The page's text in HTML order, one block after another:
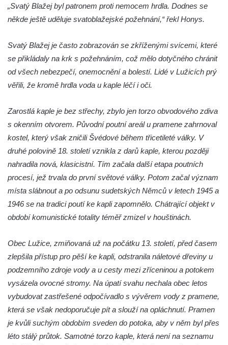
Kaple mezi Dolním Třebonínem a Horním
Třebonínem
Márnice na hřbitově v Rybniště
Kaple u kostela svatého Jiljí v Lužci nad
Kaple Božího těla na hřbitově v Hostíně u
Vojkovic
Kostel Nanebevzetí Panny Marie v Hostíně
u Vojkovic
Kaple svatého Bartoloměje v Bukolu
Hřbitovní kaple na hřbitově v Lužci nad
Kostel svatého Havla na hřbitově v
Hrobčicích
Kaple svatého Vavřince v Mirošovicích
Márnice na hřbitově v Račicích
Kaple v Bezděkově
Kaple Nejsvětější Trojice v centru Liběšic
„Svatý Blažej byl patronem proti nemocem hrdla. Dodnes se
někde ještě uděluje svatoblažejské požehnání,“ řekl Honys.
Svatý Blažej je často zobrazován se zkříženými svícemi, které
se přikládaly na krk s požehnáním, což mělo dotyčného chránit
od všech nebezpečí, onemocnění a bolestí. Lidé v Lužicích prý
věřili, že kromě hrdla voda u kaple léčí i oči.
Zarostlá kaple je bez střechy, zbylo jen torzo obvodového zdiva
s okenním otvorem. Původní poutní areál u pramene zahrnoval
kostel, který však zničili Švédové během třicetileté války. V
druhé polovině 18. století vznikla z darů kaple, kterou později
nahradila nová, klasicistní. Tím začala další etapa poutních
procesí, jež trvala do první světové války. Potom začal význam
místa slábnout a po odsunu sudetských Němců v letech 1945 a
1946 se na tradici poutí ke kapli zapomnělo. Chátrající objekt v
období komunistické totality téměř zmizel v houštinách.
Obec Lužice, zmiňovaná už na počátku 13. století, před časem
zlepšila přístup pro pěší ke kapli, odstranila náletové dřeviny u
podzemního zdroje vody a u cesty mezi zříceninou a potokem
vysázela ovocné stromy. Na úpatí svahu nechala obec letos
vybudovat zastřešené odpočívadlo s vývěrem vody z pramene,
která se však nedoporučuje pít a slouží na opláchnutí. Pramen
je kvůli suchým obdobím sveden do potoka, aby v něm byl přes
léto stálý průtok. Samotné torzo kaple, která není na seznamu